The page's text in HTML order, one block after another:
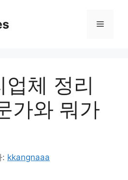
메
업체 정리
가와 뭐가
: kkangnaaa